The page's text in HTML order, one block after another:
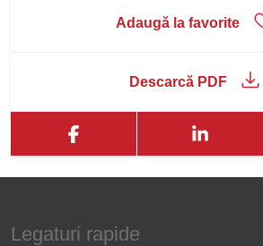
Adaugă la favorite
Descarcă PDF
Legaturi rapide